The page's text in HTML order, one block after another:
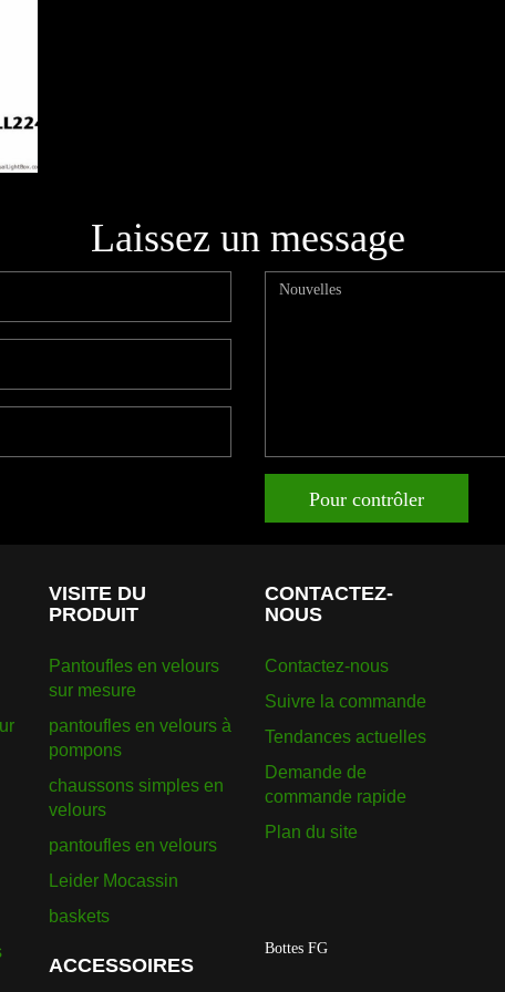
Laissez un message
Pour contrôler
VISITE DU
PRODUIT
Pantoufles en velours
sur mesure
pantoufles en velours à
pompons
chaussons simples en
velours
pantoufles en velours
Leider Mocassin
baskets
ACCESSOIRES
CONTACTEZ-
NOUS
Contactez-nous
Suivre la commande
Tendances actuelles
Demande de
commande rapide
Plan du site
Bottes FG